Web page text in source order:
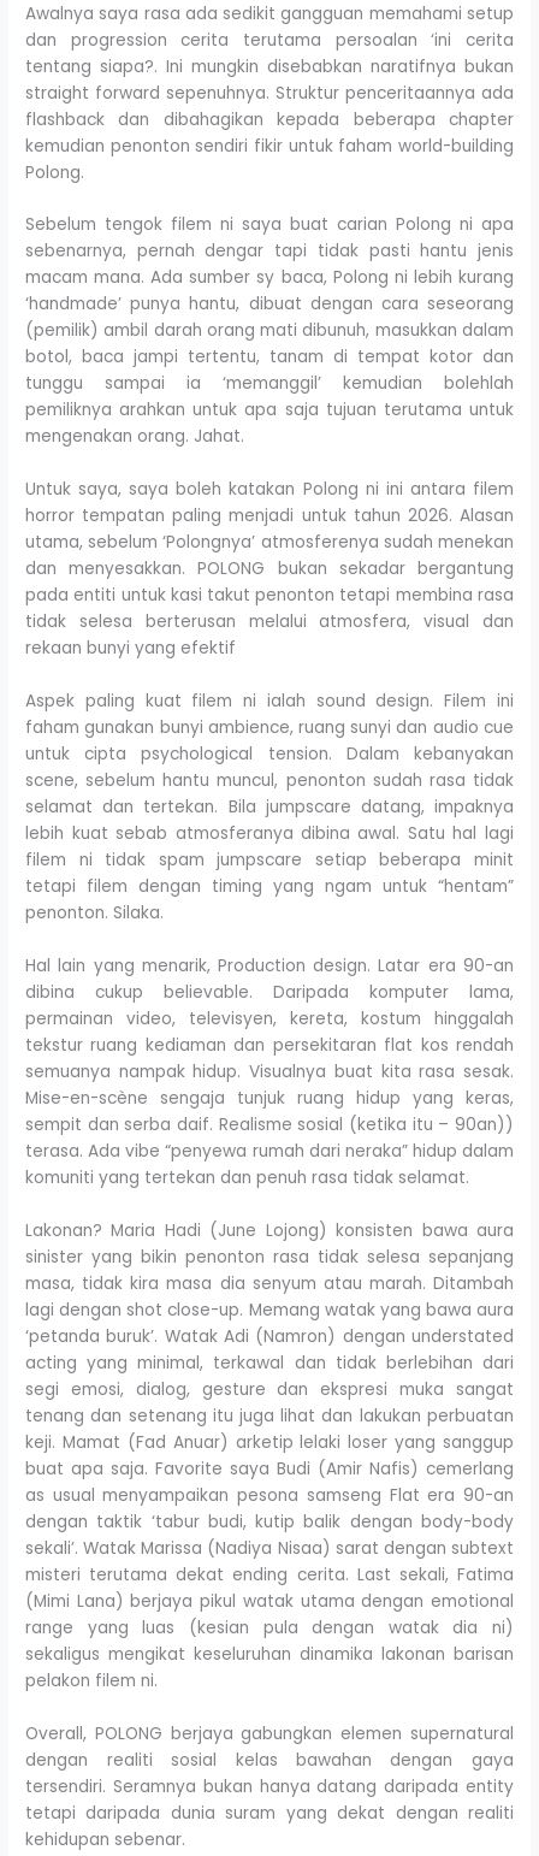
Awalnya saya rasa ada sedikit gangguan memahami setup
dan progression cerita terutama persoalan ‘ini cerita
tentang siapa?. Ini mungkin disebabkan naratifnya bukan
straight forward sepenuhnya. Struktur penceritaannya ada
flashback dan dibahagikan kepada beberapa chapter
kemudian penonton sendiri fikir untuk faham world-building
Polong.
Sebelum tengok filem ni saya buat carian Polong ni apa
sebenarnya, pernah dengar tapi tidak pasti hantu jenis
macam mana. Ada sumber sy baca, Polong ni lebih kurang
‘handmade’ punya hantu, dibuat dengan cara seseorang
(pemilik) ambil darah orang mati dibunuh, masukkan dalam
botol, baca jampi tertentu, tanam di tempat kotor dan
tunggu sampai ia ‘memanggil’ kemudian bolehlah
pemiliknya arahkan untuk apa saja tujuan terutama untuk
mengenakan orang. Jahat.
Untuk saya, saya boleh katakan Polong ni ini antara filem
horror tempatan paling menjadi untuk tahun 2026. Alasan
utama, sebelum ‘Polongnya’ atmosferenya sudah menekan
dan menyesakkan. POLONG bukan sekadar bergantung
pada entiti untuk kasi takut penonton tetapi membina rasa
tidak selesa berterusan melalui atmosfera, visual dan
rekaan bunyi yang efektif
Aspek paling kuat filem ni ialah sound design. Filem ini
faham gunakan bunyi ambience, ruang sunyi dan audio cue
untuk cipta psychological tension. Dalam kebanyakan
scene, sebelum hantu muncul, penonton sudah rasa tidak
selamat dan tertekan. Bila jumpscare datang, impaknya
lebih kuat sebab atmosferanya dibina awal. Satu hal lagi
filem ni tidak spam jumpscare setiap beberapa minit
tetapi filem dengan timing yang ngam untuk “hentam”
penonton. Silaka.
Hal lain yang menarik, Production design. Latar era 90-an
dibina cukup believable. Daripada komputer lama,
permainan video, televisyen, kereta, kostum hinggalah
tekstur ruang kediaman dan persekitaran flat kos rendah
semuanya nampak hidup. Visualnya buat kita rasa sesak.
Mise-en-scène sengaja tunjuk ruang hidup yang keras,
sempit dan serba daif. Realisme sosial (ketika itu – 90an))
terasa. Ada vibe “penyewa rumah dari neraka” hidup dalam
komuniti yang tertekan dan penuh rasa tidak selamat.
Lakonan? Maria Hadi (June Lojong) konsisten bawa aura
sinister yang bikin penonton rasa tidak selesa sepanjang
masa, tidak kira masa dia senyum atau marah. Ditambah
lagi dengan shot close-up. Memang watak yang bawa aura
‘petanda buruk’. Watak Adi (Namron) dengan understated
acting yang minimal, terkawal dan tidak berlebihan dari
segi emosi, dialog, gesture dan ekspresi muka sangat
tenang dan setenang itu juga lihat dan lakukan perbuatan
keji. Mamat (Fad Anuar) arketip lelaki loser yang sanggup
buat apa saja. Favorite saya Budi (Amir Nafis) cemerlang
as usual menyampaikan pesona samseng Flat era 90-an
dengan taktik ‘tabur budi, kutip balik dengan body-body
sekali’. Watak Marissa (Nadiya Nisaa) sarat dengan subtext
misteri terutama dekat ending cerita. Last sekali, Fatima
(Mimi Lana) berjaya pikul watak utama dengan emotional
range yang luas (kesian pula dengan watak dia ni)
sekaligus mengikat keseluruhan dinamika lakonan barisan
pelakon filem ni.
Overall, POLONG berjaya gabungkan elemen supernatural
dengan realiti sosial kelas bawahan dengan gaya
tersendiri. Seramnya bukan hanya datang daripada entity
tetapi daripada dunia suram yang dekat dengan realiti
kehidupan sebenar.